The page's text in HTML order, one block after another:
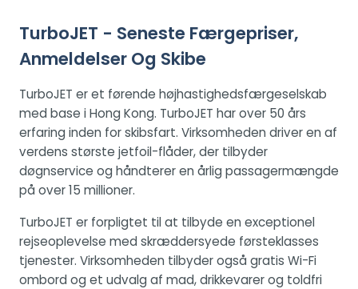
TurboJET - Seneste Færgepriser,
Anmeldelser Og Skibe
TurboJET er et førende højhastighedsfærgeselskab
med base i Hong Kong. TurboJET har over 50 års
erfaring inden for skibsfart. Virksomheden driver en af
verdens største jetfoil-flåder, der tilbyder
døgnservice og håndterer en årlig passagermængde
på over 15 millioner.
TurboJET er forpligtet til at tilbyde en exceptionel
rejseoplevelse med skræddersyede førsteklasses
tjenester. Virksomheden tilbyder også gratis Wi-Fi
ombord og et udvalg af mad, drikkevarer og toldfri